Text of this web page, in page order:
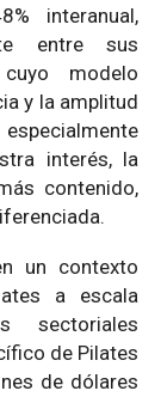
interanual,
entre sus
modelo
y la amplitud
interés, la
contenido,
un contexto
a escala
sectoriales
de Pilates
de dólares